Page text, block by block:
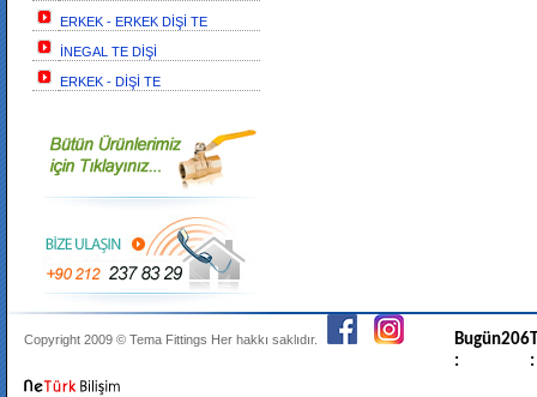
ERKEK - ERKEK DİŞİ TE
İNEGAL TE DİŞİ
ERKEK - DİŞİ TE
Copyright 2009 © Tema Fittings Her hakkı saklıdır.
Bugün
:
206
: